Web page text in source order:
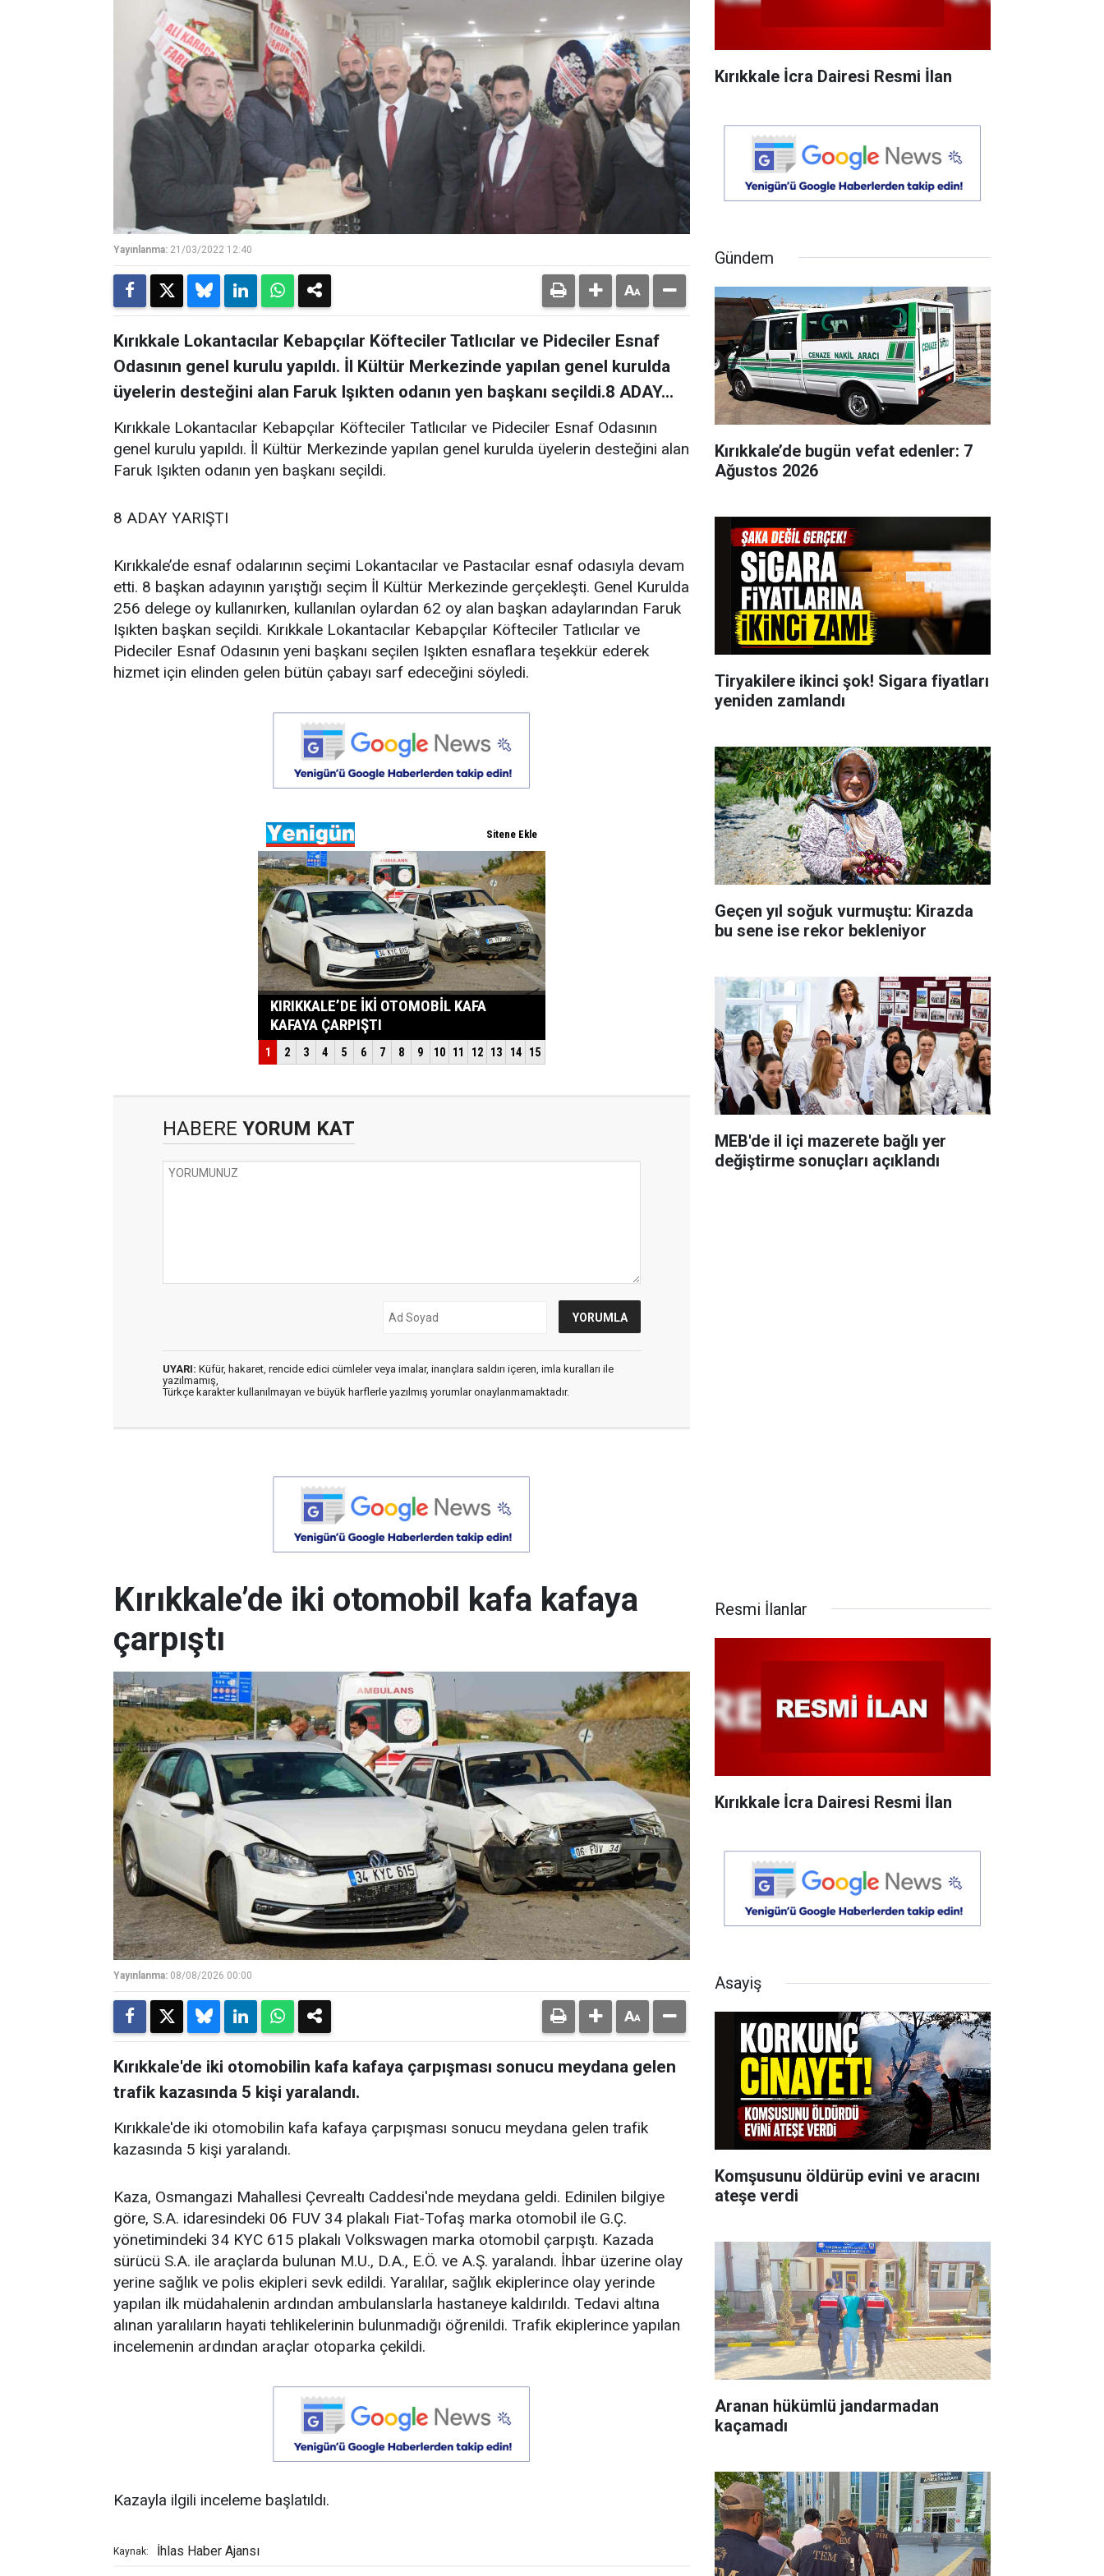
Yayınlanma: 21/03/2022 12:40
Kırıkkale Lokantacılar Kebapçılar Köfteciler Tatlıcılar ve Pideciler Esnaf
Odasının genel kurulu yapıldı. İl Kültür Merkezinde yapılan genel kurulda
üyelerin desteğini alan Faruk Işıkten odanın yen başkanı seçildi.8 ADAY...
Kırıkkale Lokantacılar Kebapçılar Köfteciler Tatlıcılar ve Pideciler Esnaf Odasının
genel kurulu yapıldı. İl Kültür Merkezinde yapılan genel kurulda üyelerin desteğini alan
Faruk Işıkten odanın yen başkanı seçildi.
8 ADAY YARIŞTI
Kırıkkale’de esnaf odalarının seçimi Lokantacılar ve Pastacılar esnaf odasıyla devam
etti. 8 başkan adayının yarıştığı seçim İl Kültür Merkezinde gerçekleşti. Genel Kurulda
256 delege oy kullanırken, kullanılan oylardan 62 oy alan başkan adaylarından Faruk
Işıkten başkan seçildi. Kırıkkale Lokantacılar Kebapçılar Köfteciler Tatlıcılar ve
Pideciler Esnaf Odasının yeni başkanı seçilen Işıkten esnaflara teşekkür ederek
hizmet için elinden gelen bütün çabayı sarf edeceğini söyledi.
HABERE YORUM KAT
UYARI: Küfür, hakaret, rencide edici cümleler veya imalar, inançlara saldırı içeren, imla kuralları ile
yazılmamış,
Türkçe karakter kullanılmayan ve büyük harflerle yazılmış yorumlar onaylanmamaktadır.
Kırıkkale İcra Dairesi Resmi İlan
Gündem
Kırıkkale’de bugün vefat edenler: 7
Ağustos 2026
Tiryakilere ikinci şok! Sigara fiyatları
yeniden zamlandı
Geçen yıl soğuk vurmuştu: Kirazda
bu sene ise rekor bekleniyor
MEB'de il içi mazerete bağlı yer
değiştirme sonuçları açıklandı
Kırıkkale’de iki otomobil kafa kafaya
çarpıştı
Yayınlanma: 08/08/2026 00:00
Kırıkkale'de iki otomobilin kafa kafaya çarpışması sonucu meydana gelen
trafik kazasında 5 kişi yaralandı.
Kırıkkale'de iki otomobilin kafa kafaya çarpışması sonucu meydana gelen trafik
kazasında 5 kişi yaralandı.
Kaza, Osmangazi Mahallesi Çevrealtı Caddesi'nde meydana geldi. Edinilen bilgiye
göre, S.A. idaresindeki 06 FUV 34 plakalı Fiat-Tofaş marka otomobil ile G.Ç.
yönetimindeki 34 KYC 615 plakalı Volkswagen marka otomobil çarpıştı. Kazada
sürücü S.A. ile araçlarda bulunan M.U., D.A., E.Ö. ve A.Ş. yaralandı. İhbar üzerine olay
yerine sağlık ve polis ekipleri sevk edildi. Yaralılar, sağlık ekiplerince olay yerinde
yapılan ilk müdahalenin ardından ambulanslarla hastaneye kaldırıldı. Tedavi altına
alınan yaralıların hayati tehlikelerinin bulunmadığı öğrenildi. Trafik ekiplerince yapılan
incelemenin ardından araçlar otoparka çekildi.
Kazayla ilgili inceleme başlatıldı.
Kaynak: İhlas Haber Ajansı
Resmi İlanlar
Kırıkkale İcra Dairesi Resmi İlan
Asayiş
Komşusunu öldürüp evini ve aracını
ateşe verdi
Aranan hükümlü jandarmadan
kaçamadı